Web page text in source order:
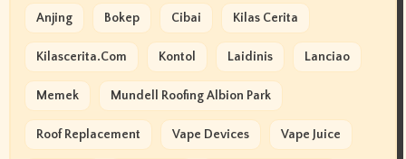
Anjing Bokep Cibai Kilas Cerita
Kilascerita.com Kontol Laidinis Lanciao
Memek Mundell Roofing Albion Park
Roof Replacement Vape Devices Vape Juice